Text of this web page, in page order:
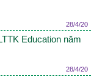
28/4/20
Education năm
28/4/20